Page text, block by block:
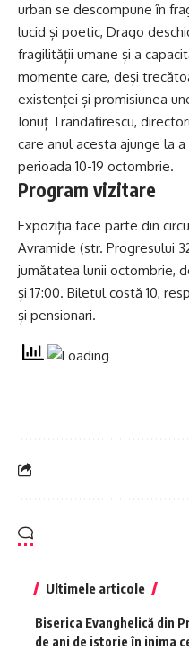
urban se descompune în
lucid și poetic, Drago
fragilității umane și a
momente care, deși
existenței și promisiunea
Ionuț Trandafirescu,
care anul acesta ajunge la
perioada 10-19 octombrie.
Program vizitare
Expoziția face parte din
Avramide (str. Progresului
jumătatea lunii octombrie,
și 17:00. Biletul costă 10,
și pensionari.
Ultimele articole
Biserica Evanghelică din
de ani de istorie în inima